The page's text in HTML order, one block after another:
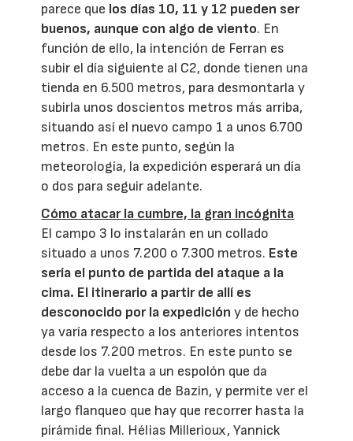
parece que los días 10, 11 y 12 pueden ser
buenos, aunque con algo de viento. En
función de ello, la intención de Ferran es
subir el día siguiente al C2, donde tienen una
tienda en 6.500 metros, para desmontarla y
subirla unos doscientos metros más arriba,
situando así el nuevo campo 1 a unos 6.700
metros. En este punto, según la
meteorología, la expedición esperará un día
o dos para seguir adelante.
Cómo atacar la cumbre, la gran incógnita
El campo 3 lo instalarán en un collado
situado a unos 7.200 o 7.300 metros. Este
sería el punto de partida del ataque a la
cima. El itinerario a partir de allí es
desconocido por la expedición y de hecho
ya varía respecto a los anteriores intentos
desde los 7.200 metros. En este punto se
debe dar la vuelta a un espolón que da
acceso a la cuenca de Bazin, y permite ver el
largo flanqueo que hay que recorrer hasta la
pirámide final. Hélias Millerioux, Yannick